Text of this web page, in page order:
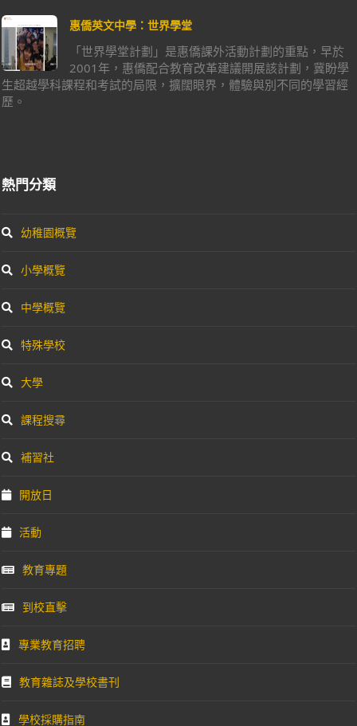
惠僑英文中學：世界學堂
「世界學堂計劃」是惠僑課外活動計劃的重點，早於
2001年，惠僑配合教育改革建議開展該計劃，冀盼學
生超越學科課程和考試的局限，擴闊眼界，體驗與別不同的學習經
歷。
熱門分類
幼稚園概覽
小學概覽
中學概覽
特殊學校
大學
課程搜尋
補習社
開放日
活動
教育專題
到校直擊
專業教育招聘
教育雜誌及學校書刊
學校採購指南